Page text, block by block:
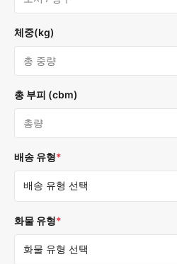
체중(kg)
총 부피 (cbm)
배송 유형*
화물 유형*